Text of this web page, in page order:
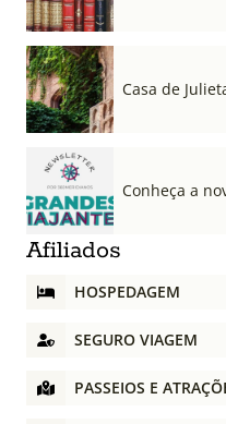
Casa de
Conheça a
Afiliados
HOSPEDAGEM
SEGURO VIAGEM
PASSEIOS E